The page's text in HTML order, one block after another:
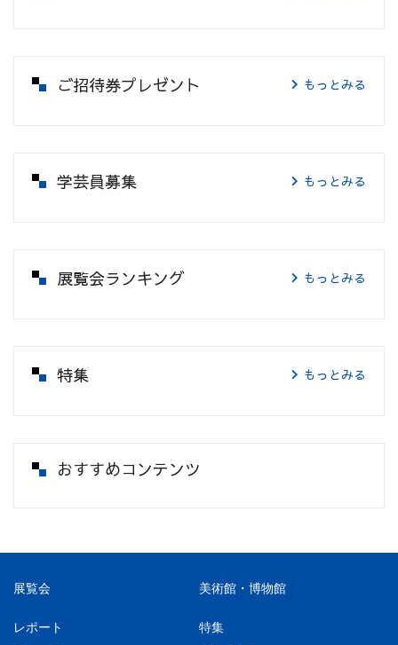
ご招待券プレゼント もっとみる
学芸員募集 もっとみる
展覧会ランキング もっとみる
特集 もっとみる
おすすめコンテンツ
展覧会 美術館・博物館
レポート
特集